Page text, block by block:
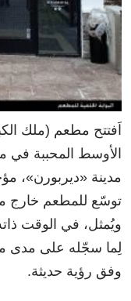
اَفتتح مطعم (ملك
الأوسط المحببة في
مدينة «ديربورن»،
توسّع للمطعم خارج
ويُمثل، في الوقت
لِما سجّله على مدى
وفق رؤية حديثة.